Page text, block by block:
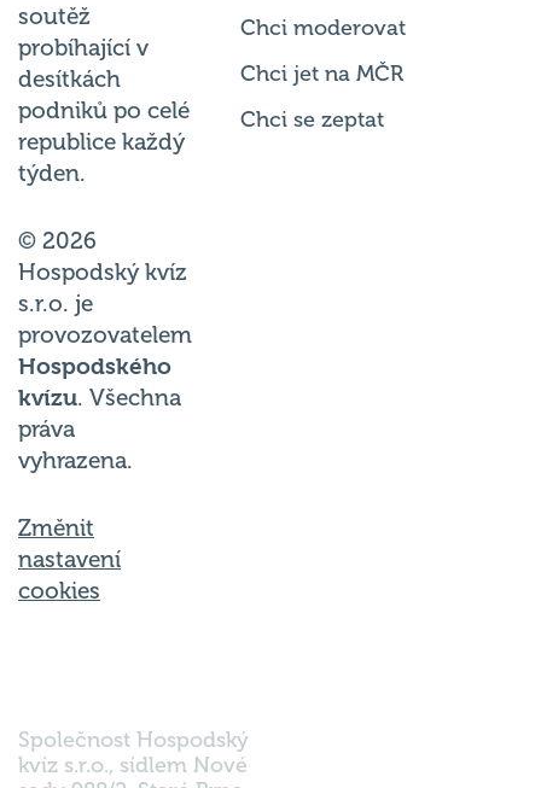
soutěž
probíhající v
desítkách
podniků po celé
republice každý
týden.
© 2026
Hospodský kvíz
s.r.o. je
provozovatelem
Hospodského
kvízu. Všechna
práva
vyhrazena.
Změnit
nastavení
cookies
Chci moderovat
Chci jet na MČR
Chci se zeptat
Společnost Hospodský
kvíz s.r.o., sídlem Nové